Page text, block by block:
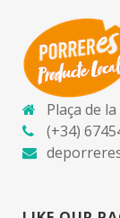
Plaça de
(+34)